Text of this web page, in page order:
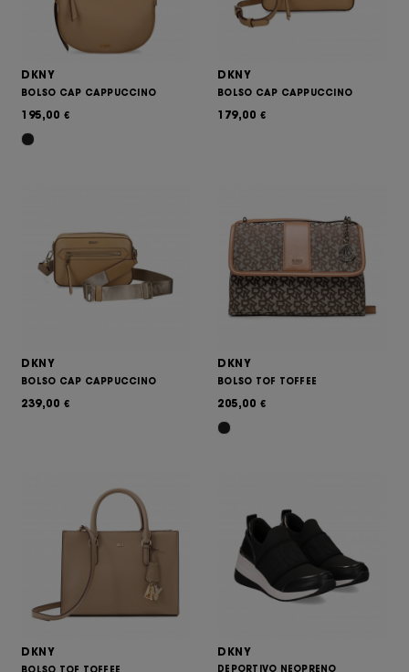
DKNY
BOLSO CAP CAPPUCCINO
195,00 €
DKNY
BOLSO CAP CAPPUCCINO
179,00 €
DKNY
BOLSO CAP CAPPUCCINO
239,00 €
DKNY
BOLSO TOF TOFFEE
205,00 €
DKNY DKNY
DEPORTIVO NEOPRENO